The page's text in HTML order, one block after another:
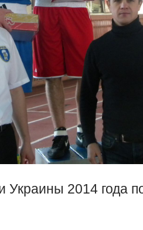
Украины 2014 года